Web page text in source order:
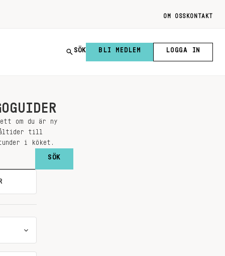
OM OSS KONTAKT
SÖK BLI MEDLEM LOGGA IN
om du är ny
till
i köket.